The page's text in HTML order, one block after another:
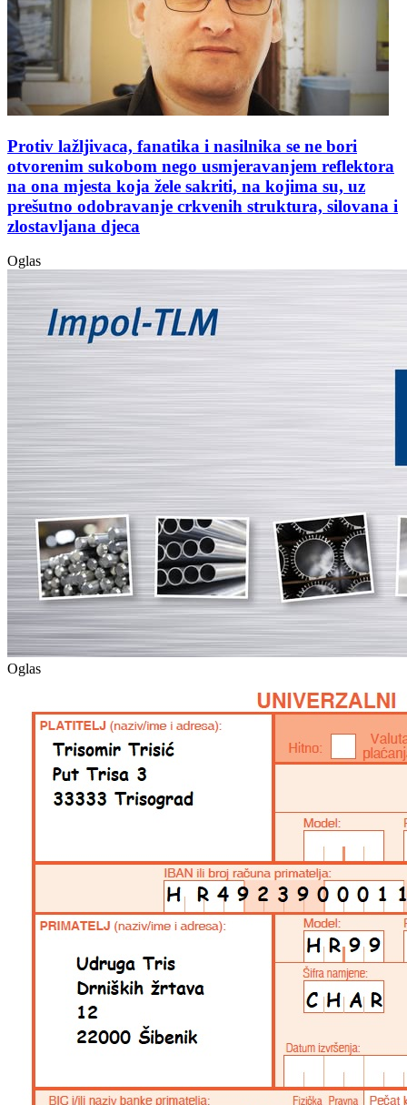
Protiv lažljivaca, fanatika i nasilnika se ne bori
otvorenim sukobom nego usmjeravanjem reflektora
na ona mjesta koja žele sakriti, na kojima su, uz
prešutno odobravanje crkvenih struktura, silovana i
zlostavljana djeca
Oglas
Oglas